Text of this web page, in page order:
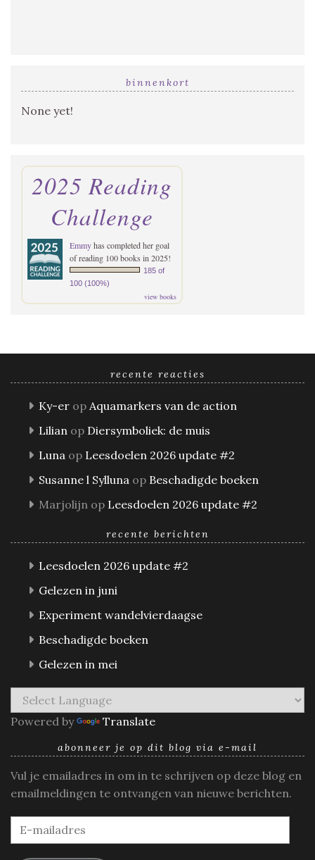
binnenkort
None yet!
2025 Reading
Challenge
Emmyhas completed her goal
of reading 100 books in 2025!
185 of
100 (100%)
view books
recente reacties
Ky-er op Aquamarkers van de action
Lilian op Diersymboliek: de muis
Luna op Leesdoelen 2026 update #2
Susanne l Sylluna op Beschadigde boeken
Marjolijn op Leesdoelen 2026 update #2
recente berichten
Leesdoelen 2026 update #2
Gelezen in juni
Experiment wandelvierdaagse
Beschadigde boeken
Gelezen in mei
Powered by Translate
abonneer je op dit blog via e-mail
Vul je emailadres in om in te schrijven op deze blog en
emailmeldingen te ontvangen van nieuwe berichten.
E-
mailadres